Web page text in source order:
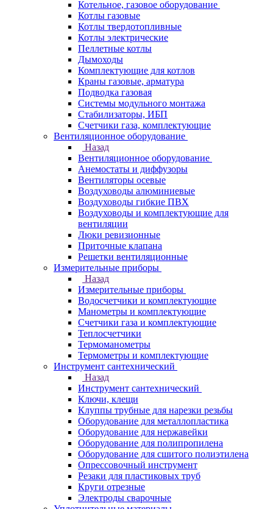
Котельное, газовое оборудование
Котлы газовые
Котлы твердотопливные
Котлы электрические
Пеллетные котлы
Дымоходы
Комплектующие для котлов
Краны газовые, арматура
Подводка газовая
Системы модульного монтажа
Стабилизаторы, ИБП
Счетчики газа, комплектующие
Вентиляционное оборудование
Назад
Вентиляционное оборудование
Анемостаты и диффузоры
Вентиляторы осевые
Воздуховоды алюминиевые
Воздуховоды гибкие ПВХ
Воздуховоды и комплектующие для
вентиляции
Люки ревизионные
Приточные клапана
Решетки вентиляционные
Измерительные приборы
Назад
Измерительные приборы
Водосчетчики и комплектующие
Манометры и комплектующие
Счетчики газа и комплектующие
Теплосчетчики
Термоманометры
Термометры и комплектующие
Инструмент сантехнический
Назад
Инструмент сантехнический
Ключи, клещи
Клуппы трубные для нарезки резьбы
Оборудование для металлопластика
Оборудование для нержавейки
Оборудование для полипропилена
Оборудование для сшитого полиэтилена
Опрессовочный инструмент
Резаки для пластиковых труб
Круги отрезные
Электроды сварочные